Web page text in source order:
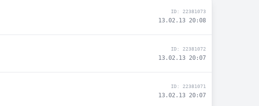
ID: 22381073
13.02.13 20:08
ID: 22381072
13.02.13 20:07
ID: 22381071
13.02.13 20:07